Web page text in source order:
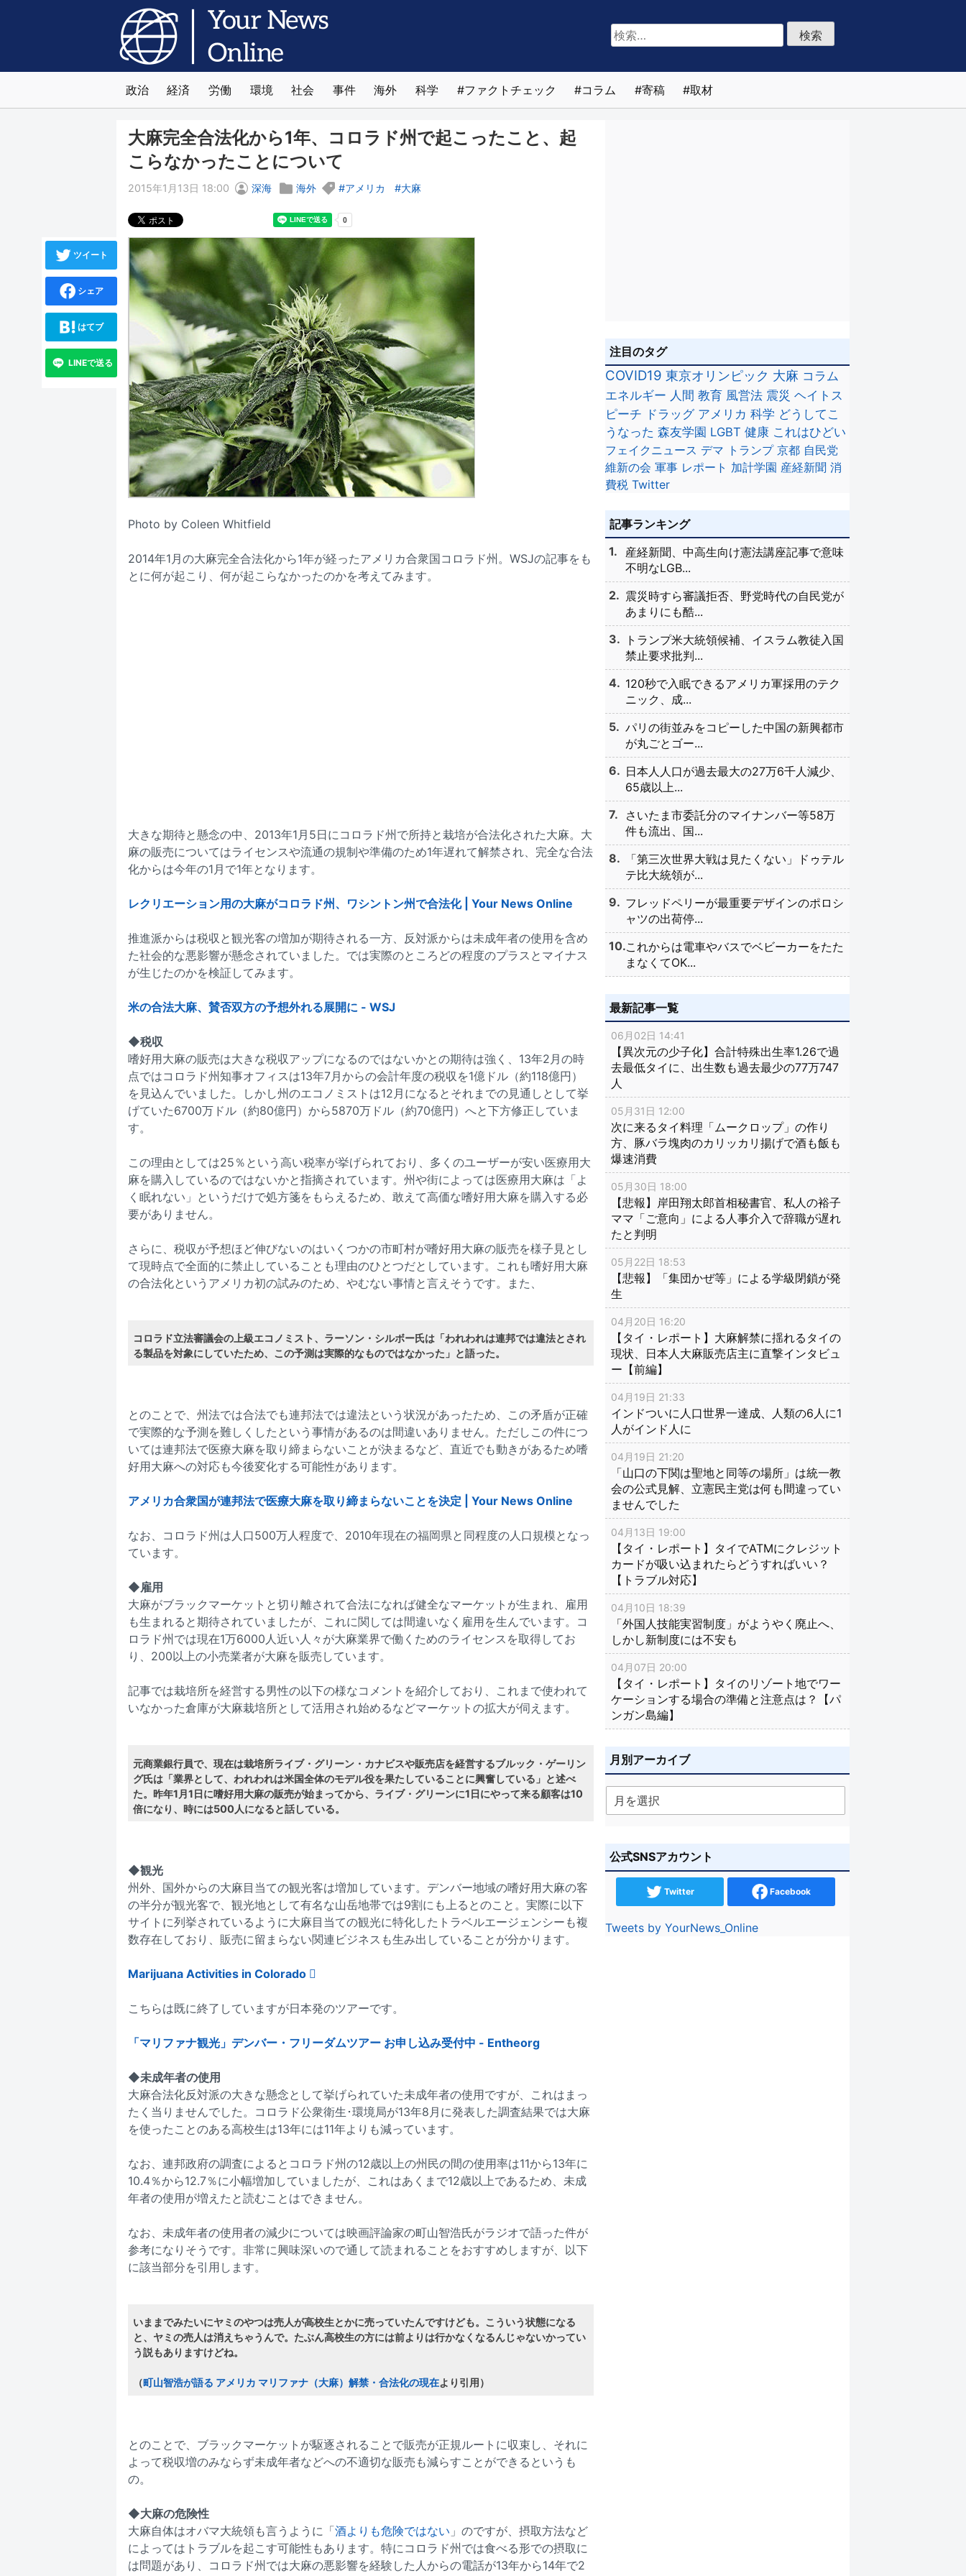
検
索:
政治 経済 労働 環境 社会 事件 海外 科学 ファクトチェック コラム 寄稿 取材
大麻完全合法化から1年、コロラド州で起こったこと、起
こらなかったことについて
2015年1月13日 18:00 深海 海外 アメリカ 大麻
Photo by Coleen Whitfield
2014年1月の大麻完全合法化から1年が経ったアメリカ合衆国コロラド州。WSJの記事をも
とに何が起こり、何が起こらなかったのかを考えてみます。
大きな期待と懸念の中、2013年1月5日にコロラド州で所持と栽培が合法化された大麻。大
麻の販売についてはライセンスや流通の規制や準備のため1年遅れて解禁され、完全な合法
化からは今年の1月で1年となります。
レクリエーション用の大麻がコロラド州、ワシントン州で合法化 | Your News Online
推進派からは税収と観光客の増加が期待される一方、反対派からは未成年者の使用を含め
た社会的な悪影響が懸念されていました。では実際のところどの程度のプラスとマイナス
が生じたのかを検証してみます。
米の合法大麻、賛否双方の予想外れる展開に - WSJ
◆税収
嗜好用大麻の販売は大きな税収アップになるのではないかとの期待は強く、13年2月の時
点ではコロラド州知事オフィスは13年7月からの会計年度の税収を1億ドル（約118億円）
を見込んでいました。しかし州のエコノミストは12月になるとそれまでの見通しとして挙
げていた6700万ドル（約80億円）から5870万ドル（約70億円）へと下方修正していま
す。
この理由としては25％という高い税率が挙げられており、多くのユーザーが安い医療用大
麻を購入しているのではないかと指摘されています。州や街によっては医療用大麻は「よ
く眠れない」というだけで処方箋をもらえるため、敢えて高価な嗜好用大麻を購入する必
要がありません。
さらに、税収が予想ほど伸びないのはいくつかの市町村が嗜好用大麻の販売を様子見とし
て現時点で全面的に禁止していることも理由のひとつだとしています。これも嗜好用大麻
の合法化というアメリカ初の試みのため、やむない事情と言えそうです。また、
コロラド立法審議会の上級エコノミスト、ラーソン・シルボー氏は「われわれは連邦では違法とされ
る製品を対象にしていたため、この予測は実際的なものではなかった」と語った。
とのことで、州法では合法でも連邦法では違法という状況があったため、この矛盾が正確
で実際的な予測を難しくしたという事情があるのは間違いありません。ただしこの件につ
いては連邦法で医療大麻を取り締まらないことが決まるなど、直近でも動きがあるため嗜
好用大麻への対応も今後変化する可能性があります。
アメリカ合衆国が連邦法で医療大麻を取り締まらないことを決定 | Your News Online
なお、コロラド州は人口500万人程度で、2010年現在の福岡県と同程度の人口規模となっ
ています。
◆雇用
大麻がブラックマーケットと切り離されて合法になれば健全なマーケットが生まれ、雇用
も生まれると期待されていましたが、これに関しては間違いなく雇用を生んでいます。コ
ロラド州では現在1万6000人近い人々が大麻業界で働くためのライセンスを取得してお
り、200以上の小売業者が大麻を販売しています。
記事では栽培所を経営する男性の以下の様なコメントを紹介しており、これまで使われて
いなかった倉庫が大麻栽培所として活用され始めるなどマーケットの拡大が伺えます。
元商業銀行員で、現在は栽培所ライブ・グリーン・カナビスや販売店を経営するブルック・ゲーリン
グ氏は「業界として、われわれは米国全体のモデル役を果たしていることに興奮している」と述べ
た。昨年1月1日に嗜好用大麻の販売が始まってから、ライブ・グリーンに1日にやって来る顧客は10
倍になり、時には500人になると話している。
◆観光
州外、国外からの大麻目当ての観光客は増加しています。デンバー地域の嗜好用大麻の客
の半分が観光客で、観光地として有名な山岳地帯では9割にも上るとのこと。実際に以下
サイトに列挙されているように大麻目当ての観光に特化したトラベルエージェンシーも複
数存在しており、販売に留まらない関連ビジネスも生み出していることが分かります。
Marijuana Activities in Colorado 
こちらは既に終了していますが日本発のツアーです。
「マリファナ観光」デンバー・フリーダムツアー お申し込み受付中 - Entheorg
◆未成年者の使用
大麻合法化反対派の大きな懸念として挙げられていた未成年者の使用ですが、これはまっ
たく当りませんでした。コロラド公衆衛生･環境局が13年8月に発表した調査結果では大麻
を使ったことのある高校生は13年には11年よりも減っています。
なお、連邦政府の調査によるとコロラド州の12歳以上の州民の間の使用率は11から13年に
10.4％から12.7％に小幅増加していましたが、これはあくまで12歳以上であるため、未成
年者の使用が増えたと読むことはできません。
なお、未成年者の使用者の減少については映画評論家の町山智浩氏がラジオで語った件が
参考になりそうです。非常に興味深いので通して読まれることをおすすめしますが、以下
に該当部分を引用します。
いままでみたいにヤミのやつは売人が高校生とかに売っていたんですけども。こういう状態になる
と、ヤミの売人は消えちゃうんで。たぶん高校生の方には前よりは行かなくなるんじゃないかってい
う説もありますけどね。
（町山智浩が語る アメリカ マリファナ（大麻）解禁・合法化の現在より引用）
とのことで、ブラックマーケットが駆逐されることで販売が正規ルートに収束し、それに
よって税収増のみならず未成年者などへの不適切な販売も減らすことができるというも
の。
◆大麻の危険性
大麻自体はオバマ大統領も言うように「酒よりも危険ではない 」のですが、摂取方法など
によってはトラブルを起こす可能性もあります。特にコロラド州では食べる形での摂取に
は問題があり、コロラド州では大麻の悪影響を経験した人からの電話が13年から14年で2
ツイート
シェア
はてブ
LINEで送る
注目のタグ
COVID19 東京オリンピック 大麻 コラム
エネルギー 人間 教育 風営法 震災 ヘイトス
ピーチ ドラッグ アメリカ 科学 どうしてこ
うなった 森友学園 LGBT 健康 これはひどい
フェイクニュース デマ トランプ 京都 自民党
維新の会 軍事 レポート 加計学園 産経新聞 消
費税 Twitter
記事ランキング
産経新聞、中高生向け憲法講座記事で意味
不明なLGB...
震災時すら審議拒否、野党時代の自民党が
あまりにも酷...
トランプ米大統領候補、イスラム教徒入国
禁止要求批判...
120秒で入眠できるアメリカ軍採用のテク
ニック、成...
パリの街並みをコピーした中国の新興都市
が丸ごとゴー...
日本人人口が過去最大の27万6千人減少、
65歳以上...
さいたま市委託分のマイナンバー等58万
件も流出、国...
「第三次世界大戦は見たくない」ドゥテル
テ比大統領が...
フレッドペリーが最重要デザインのポロシ
ャツの出荷停...
これからは電車やバスでベビーカーをたた
まなくてOK...
最新記事一覧
06月02日 14:41
【異次元の少子化】合計特殊出生率1.26で過
去最低タイに、出生数も過去最少の77万747
人
05月31日 12:00
次に来るタイ料理「ムークロップ」の作り
方、豚バラ塊肉のカリッカリ揚げで酒も飯も
爆速消費
05月30日 18:00
【悲報】岸田翔太郎首相秘書官、私人の裕子
ママ「ご意向」による人事介入で辞職が遅れ
たと判明
05月22日 18:53
【悲報】「集団かぜ等」による学級閉鎖が発
生
04月20日 16:20
【タイ・レポート】大麻解禁に揺れるタイの
現状、日本人大麻販売店主に直撃インタビュ
ー【前編】
04月19日 21:33
インドついに人口世界一達成、人類の6人に1
人がインド人に
04月19日 21:20
「山口の下関は聖地と同等の場所」は統一教
会の公式見解、立憲民主党は何も間違ってい
ませんでした
04月13日 19:00
【タイ・レポート】タイでATMにクレジット
カードが吸い込まれたらどうすればいい？
【トラブル対応】
04月10日 18:39
「外国人技能実習制度」がようやく廃止へ、
しかし新制度には不安も
04月07日 20:00
【タイ・レポート】タイのリゾート地でワー
ケーションする場合の準備と注意点は？【パ
ンガン島編】
月別アーカイブ
公式SNSアカウント
Twitter Facebook
Tweets by YourNews_Online